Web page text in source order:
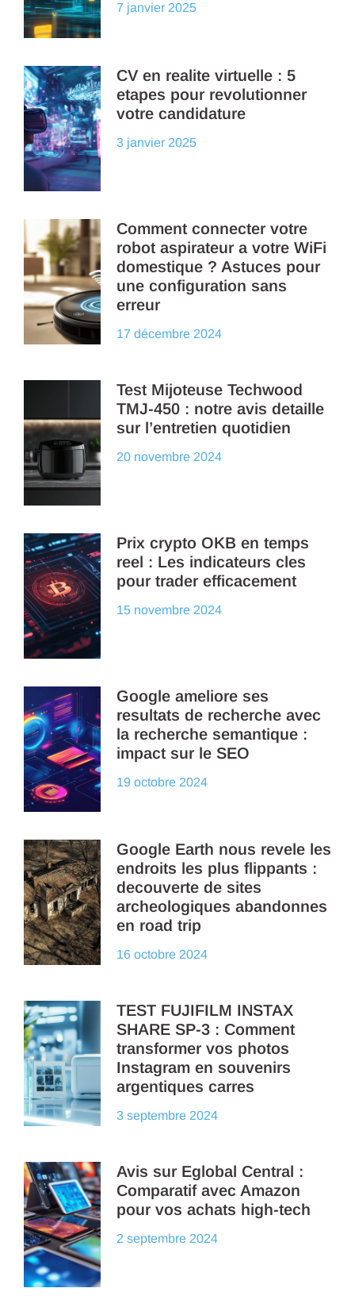
7 janvier 2025
CV en realite virtuelle : 5
etapes pour revolutionner
votre candidature
3 janvier 2025
Comment connecter votre
robot aspirateur a votre WiFi
domestique ? Astuces pour
une configuration sans
erreur
17 décembre 2024
Test Mijoteuse Techwood
TMJ-450 : notre avis detaille
sur l’entretien quotidien
20 novembre 2024
Prix crypto OKB en temps
reel : Les indicateurs cles
pour trader efficacement
15 novembre 2024
Google ameliore ses
resultats de recherche avec
la recherche semantique :
impact sur le SEO
19 octobre 2024
Google Earth nous revele les
endroits les plus flippants :
decouverte de sites
archeologiques abandonnes
en road trip
16 octobre 2024
TEST FUJIFILM INSTAX
SHARE SP-3 : Comment
transformer vos photos
Instagram en souvenirs
argentiques carres
3 septembre 2024
Avis sur Eglobal Central :
Comparatif avec Amazon
pour vos achats high-tech
2 septembre 2024